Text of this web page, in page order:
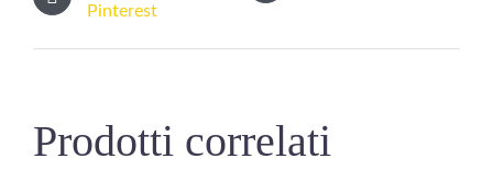
Pinterest
Prodotti correlati